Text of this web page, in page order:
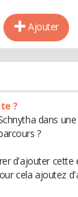
Ajouter
?
dans
?
d'ajouter cette
cela ajoutez